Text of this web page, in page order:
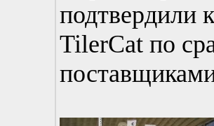
подтвердили
TilerCat по